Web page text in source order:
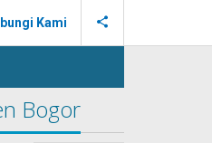
Kami
Bogor